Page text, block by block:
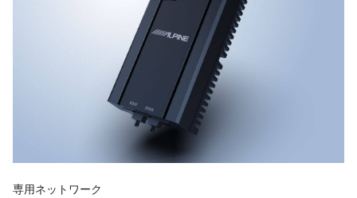
専用ネットワーク